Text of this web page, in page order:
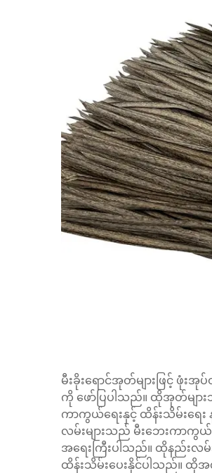
မီးခိုးရောင်အုတ်များဖြင့် ဖုံး
ကို ဖော်ပြပါသည်။ ထိုအုတ်မျ
ကာကွယ်ရေးနှင့် ထိန်းသိမ်းရေး
လမ်းများသည် မီးဘေးကာကွ
အရေးကြီးပါသည်။ ထိုနည်းလမ်
ထိန်းသိမ်းပေးနိုင်ပါသည်။ ထို